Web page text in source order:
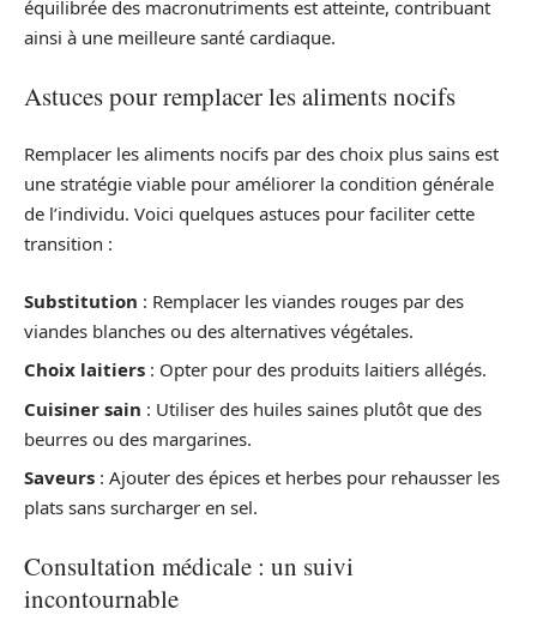
équilibrée des macronutriments est atteinte, contribuant
ainsi à une meilleure santé cardiaque.
Astuces pour remplacer les aliments nocifs
Remplacer les aliments nocifs par des choix plus sains est
une stratégie viable pour améliorer la condition générale
de l’individu. Voici quelques astuces pour faciliter cette
transition :
Substitution : Remplacer les viandes rouges par des
viandes blanches ou des alternatives végétales.
Choix laitiers : Opter pour des produits laitiers allégés.
Cuisiner sain : Utiliser des huiles saines plutôt que des
beurres ou des margarines.
Saveurs : Ajouter des épices et herbes pour rehausser les
plats sans surcharger en sel.
Consultation médicale : un suivi
incontournable